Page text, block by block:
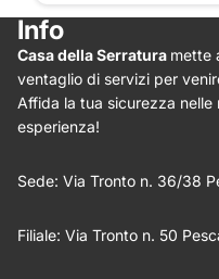
Info
Casa della Serratura mette
ventaglio di servizi per
Affida la tua sicurezza
esperienza!
Sede: Via Tronto n. 36/38
Filiale: Via Tronto n. 50